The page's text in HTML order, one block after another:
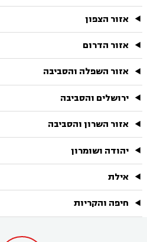
אזור הצפון
אזור הדרום
אזור השפלה והסביבה
ירושלים והסביבה
אזור השרון והסביבה
יהודה ושומרון
אילת
חיפה והקריות